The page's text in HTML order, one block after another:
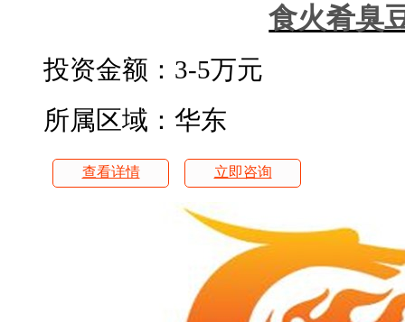
食火肴臭
投资金额： 3-5万元
所属区域：华东
查看详情 立即咨询